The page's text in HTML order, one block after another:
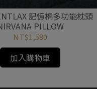
記憶棉多功能枕頭
PILLOW
NT$1,580
加入購物車